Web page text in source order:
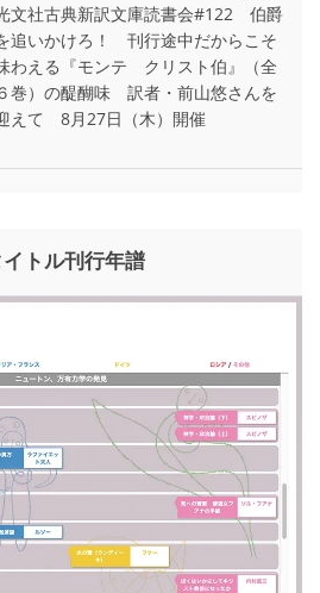
文社古典新訳文庫読書会#122 伯爵
追いかけろ！ 刊行途中だからこそ
わえる『モンテ゠クリスト伯』（全
巻）の醍醐味 訳者・前山悠さんを
えて 8月27日（木）開催
トル刊行年譜